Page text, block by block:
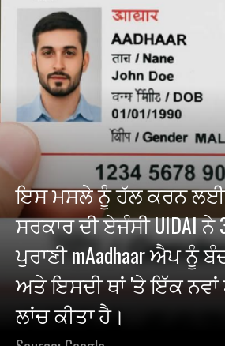
ਇਸ ਮਸਲੇ ਨੂੰ ਹੱਲ ਕਰਨ
ਸਰਕਾਰ ਦੀ ਏਜੰਸੀ UIDAI ਨੇ
ਪੁਰਾਣੀ mAadhaar ਐਪ ਨੂੰ
ਅਤੇ ਇਸਦੀ ਥਾਂ 'ਤੇ ਇੱਕ
ਲਾਂਚ ਕੀਤਾ ਹੈ।